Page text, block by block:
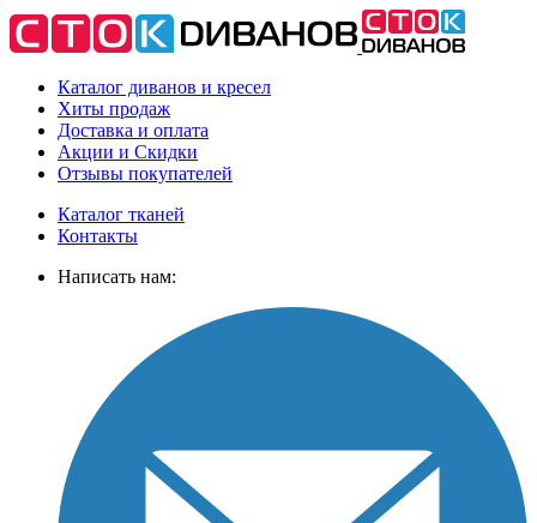
Каталог диванов и кресел
Хиты продаж
Доставка и оплата
Акции и Скидки
Отзывы покупателей
Каталог тканей
Контакты
Написать нам: